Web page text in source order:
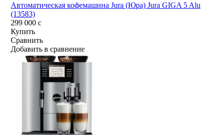
Автоматическая кофемашина Jura (Юра) Jura GIGA 5 Alu
(13583)
299 000c
Купить
Сравнить
Добавить в сравнение